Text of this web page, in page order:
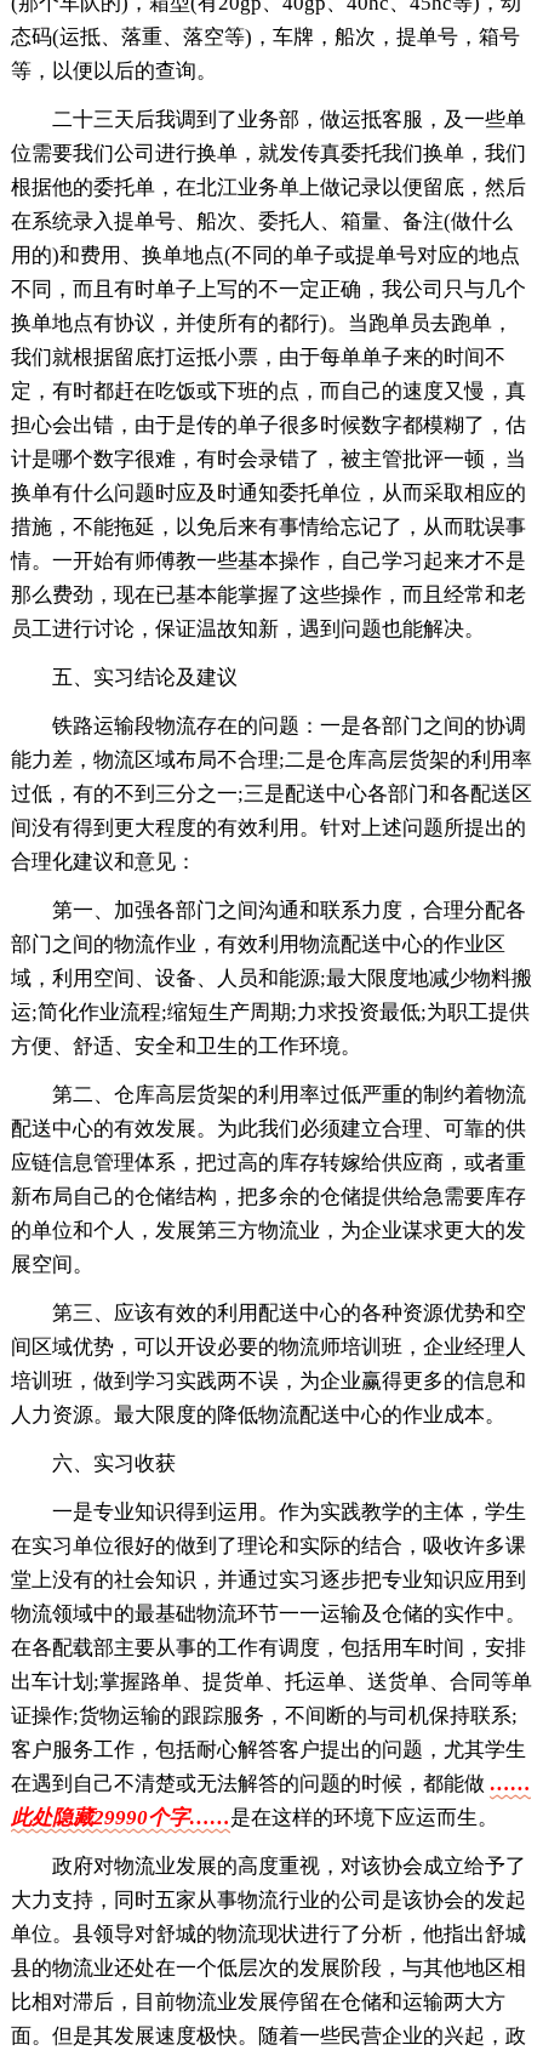
态码(运抵、落重、落空等)，车牌，船次，提单号，箱号
等，以便以后的查询。
二十三天后我调到了业务部，做运抵客服，及一些单
位需要我们公司进行换单，就发传真委托我们换单，我们
根据他的委托单，在北江业务单上做记录以便留底，然后
在系统录入提单号、船次、委托人、箱量、备注(做什么
用的)和费用、换单地点(不同的单子或提单号对应的地点
不同，而且有时单子上写的不一定正确，我公司只与几个
换单地点有协议，并使所有的都行)。当跑单员去跑单，
我们就根据留底打运抵小票，由于每单单子来的时间不
定，有时都赶在吃饭或下班的点，而自己的速度又慢，真
担心会出错，由于是传的单子很多时候数字都模糊了，估
计是哪个数字很难，有时会录错了，被主管批评一顿，当
换单有什么问题时应及时通知委托单位，从而采取相应的
措施，不能拖延，以免后来有事情给忘记了，从而耽误事
情。一开始有师傅教一些基本操作，自己学习起来才不是
那么费劲，现在已基本能掌握了这些操作，而且经常和老
员工进行讨论，保证温故知新，遇到问题也能解决。
五、实习结论及建议
铁路运输段物流存在的问题：一是各部门之间的协调
能力差，物流区域布局不合理;二是仓库高层货架的利用率
过低，有的不到三分之一;三是配送中心各部门和各配送区
间没有得到更大程度的有效利用。针对上述问题所提出的
合理化建议和意见：
第一、加强各部门之间沟通和联系力度，合理分配各
部门之间的物流作业，有效利用物流配送中心的作业区
域，利用空间、设备、人员和能源;最大限度地减少物料搬
运;简化作业流程;缩短生产周期;力求投资最低;为职工提供
方便、舒适、安全和卫生的工作环境。
第二、仓库高层货架的利用率过低严重的制约着物流
配送中心的有效发展。为此我们必须建立合理、可靠的供
应链信息管理体系，把过高的库存转嫁给供应商，或者重
新布局自己的仓储结构，把多余的仓储提供给急需要库存
的单位和个人，发展第三方物流业，为企业谋求更大的发
展空间。
第三、应该有效的利用配送中心的各种资源优势和空
间区域优势，可以开设必要的物流师培训班，企业经理人
培训班，做到学习实践两不误，为企业赢得更多的信息和
人力资源。最大限度的降低物流配送中心的作业成本。
六、实习收获
一是专业知识得到运用。作为实践教学的主体，学生
在实习单位很好的做到了理论和实际的结合，吸收许多课
堂上没有的社会知识，并通过实习逐步把专业知识应用到
物流领域中的最基础物流环节一一运输及仓储的实作中。
在各配载部主要从事的工作有调度，包括用车时间，安排
出车计划;掌握路单、提货单、托运单、送货单、合同等单
证操作;货物运输的跟踪服务，不间断的与司机保持联系;
客户服务工作，包括耐心解答客户提出的问题，尤其学生
在遇到自己不清楚或无法解答的问题的时候，都能做 ……
此处隐藏29990个字……是在这样的环境下应运而生。
政府对物流业发展的高度重视，对该协会成立给予了
大力支持，同时五家从事物流行业的公司是该协会的发起
单位。县领导对舒城的物流现状进行了分析，他指出舒城
县的物流业还处在一个低层次的发展阶段，与其他地区相
比相对滞后，目前物流业发展停留在仓储和运输两大方
面。但是其发展速度极快。随着一些民营企业的兴起，政